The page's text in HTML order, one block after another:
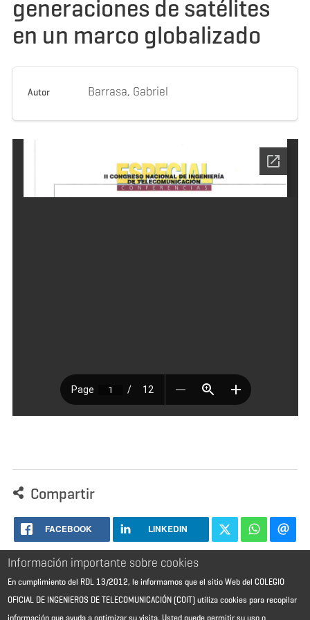
generaciones de satélites
en un marco globalizado
Autor Barrasa, Gabriel
Compartir
FACEBOOK LINKEDIN
Información importante sobre cookies
En cumplimiento del RDL 13/2012, le informamos que el sitio Web del COLEGIO
OFICIAL DE INGENIEROS DE TELECOMUNICACIÓN (COIT) utiliza cookies para recopilar
información que ayuda a optimizar su visita. Usted puede permitir su uso o